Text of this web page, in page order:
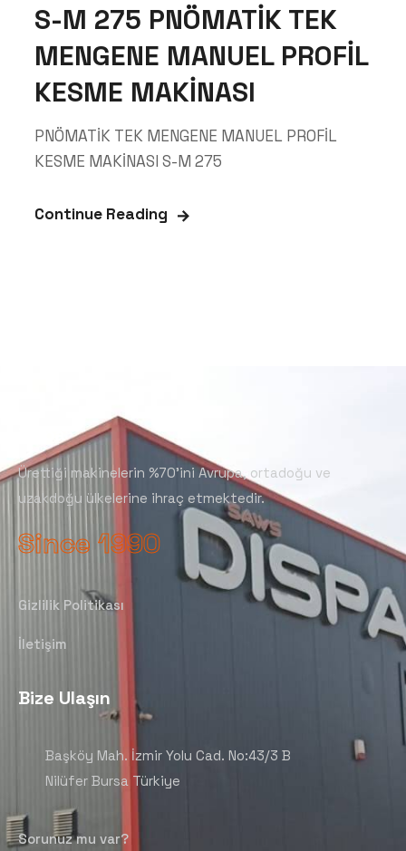
S-M 275 PNÖMATİK TEK
MENGENE MANUEL PROFİL
KESME MAKİNASI
PNÖMATİK TEK MENGENE MANUEL PROFİL
KESME MAKİNASI S-M 275
Continue Reading
Ürettiği makinelerin %70’ini Avrupa, ortadoğu ve
uzakdoğu ülkelerine ihraç etmektedir.
Since 1990
Gizlilik Politikası
İletişim
Bize Ulaşın
Başköy Mah. İzmir Yolu Cad. No:43/3 B
Nilüfer Bursa Türkiye
Sorunuz mu var?